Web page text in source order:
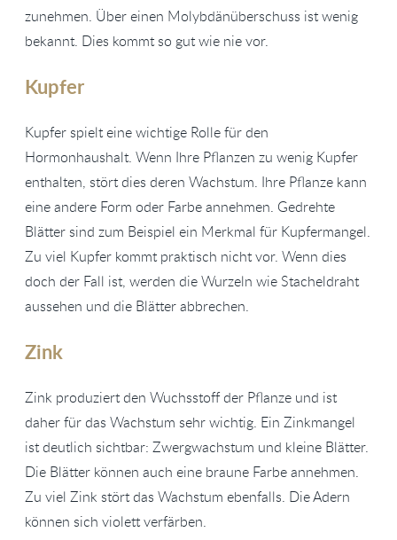
zunehmen. Über einen Molybdänüberschuss ist wenig
bekannt. Dies kommt so gut wie nie vor.
Kupfer
Kupfer spielt eine wichtige Rolle für den
Hormonhaushalt. Wenn Ihre Pflanzen zu wenig Kupfer
enthalten, stört dies deren Wachstum. Ihre Pflanze kann
eine andere Form oder Farbe annehmen. Gedrehte
Blätter sind zum Beispiel ein Merkmal für Kupfermangel.
Zu viel Kupfer kommt praktisch nicht vor. Wenn dies
doch der Fall ist, werden die Wurzeln wie Stacheldraht
aussehen und die Blätter abbrechen.
Zink
Zink produziert den Wuchsstoff der Pflanze und ist
daher für das Wachstum sehr wichtig. Ein Zinkmangel
ist deutlich sichtbar: Zwergwachstum und kleine Blätter.
Die Blätter können auch eine braune Farbe annehmen.
Zu viel Zink stört das Wachstum ebenfalls. Die Adern
können sich violett verfärben.